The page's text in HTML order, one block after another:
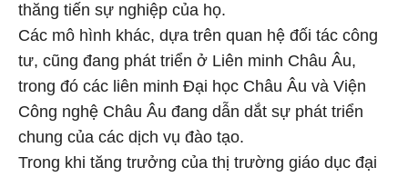
thăng tiến sự nghiệp của họ.
Các mô hình khác, dựa trên quan hệ đối tác công
tư, cũng đang phát triển ở Liên minh Châu Âu,
trong đó các liên minh Đại học Châu Âu và Viện
Công nghệ Châu Âu đang dẫn dắt sự phát triển
chung của các dịch vụ đào tạo.
Trong khi tăng trưởng của thị trường giáo dục đại